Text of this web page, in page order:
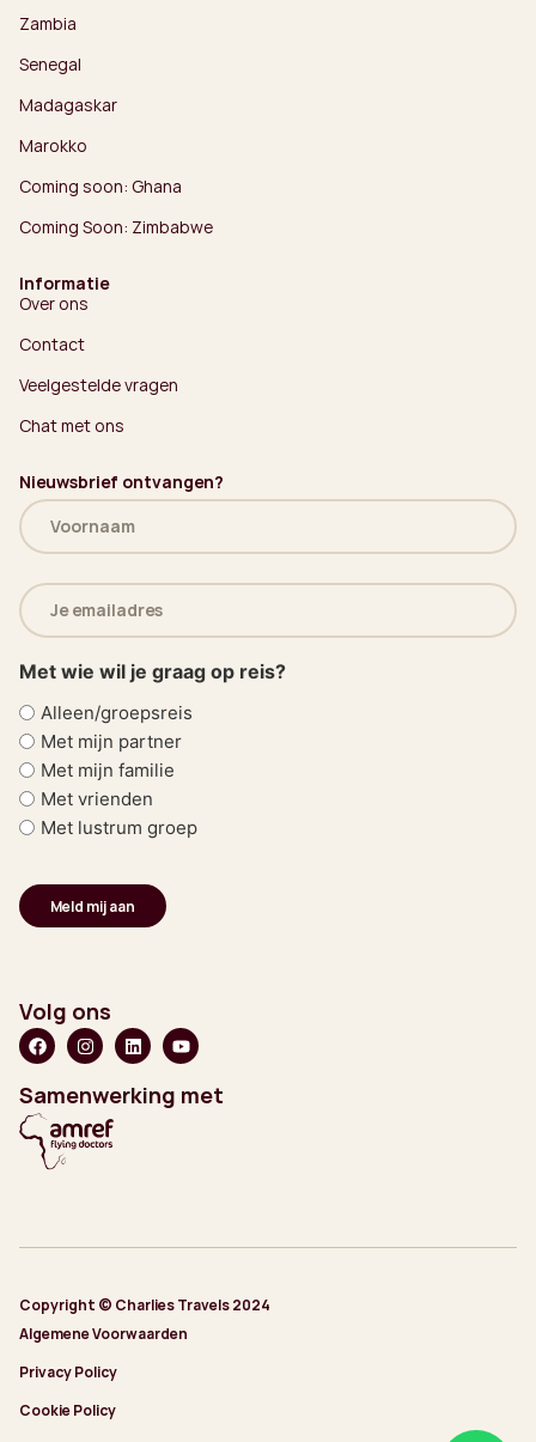
Zambia
Senegal
Madagaskar
Marokko
Coming soon: Ghana
Coming Soon: Zimbabwe
Informatie
Over ons
Contact
Veelgestelde vragen
Chat met ons
Nieuwsbrief ontvangen?
Naam
(Vereist)
E-
mailadres
(Vereist)
Met wie wil je graag op reis?
Alleen/groepsreis
Met mijn partner
Met mijn familie
Met vrienden
Met lustrum groep
Volg ons
Samenwerking met
Copyright © Charlies Travels 2024
Algemene Voorwaarden
Privacy Policy
Cookie Policy